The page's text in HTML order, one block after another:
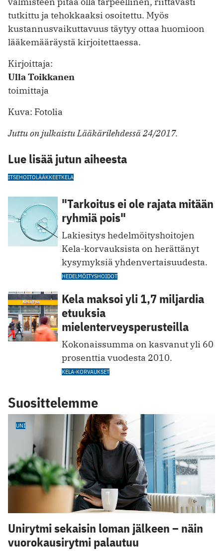
tutkittu ja tehokkaaksi osoitettu. Myös
kustannusvaikuttavuus täytyy ottaa huomioon
lääkemääräystä kirjoitettaessa.
Kirjoittaja:
Ulla Toikkanen
toimittaja
Kuva: Fotolia
Juttu on julkaistu Lääkärilehdessä 24/2017.
Lue lisää jutun aiheesta
ITSEHOITOLÄÄKKEETKELA
"Tarkoitus ei ole rajata mitään
ryhmiä pois"
Lakiesitys hedelmöityshoitojen
Kela-korvauksista on herättänyt
kysymyksiä yhdenvertaisuudesta.
HEDELMÖITYSHOIDOT
Kela maksoi yli 1,7 miljardia
etuuksia
mielenterveysperusteilla
Kokonaissumma on kasvanut yli 60
prosenttia vuodesta 2010.
KELA-KORVAUKSET
Suosittelemme
UNI
Unirytmi sekaisin loman jälkeen – näin
vuorokausirytmi palautuu